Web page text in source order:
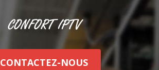
CONTACTEZ-NOUS